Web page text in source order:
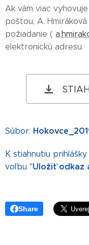
Ak vám viac
poštou, A.
požiadanie (
elektronickú adresu.
Súbor:
K stiahnutiu
voľbu "Uložiť odkaz
Share